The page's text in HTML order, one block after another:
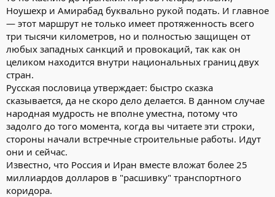
Ноушехр и Амирабад буквально рукой подать. И главное
— этот маршрут не только имеет протяженность всего
три тысячи километров, но и полностью защищен от
любых западных санкций и провокаций, так как он
целиком находится внутри национальных границ двух
стран.
Русская пословица утверждает: быстро сказка
сказывается, да не скоро дело делается. В данном случае
народная мудрость не вполне уместна, потому что
задолго до того момента, когда вы читаете эти строки,
стороны начали встречные строительные работы. Идут
они и сейчас.
Известно, что Россия и Иран вместе вложат более 25
миллиардов долларов в "расшивку" транспортного
коридора.